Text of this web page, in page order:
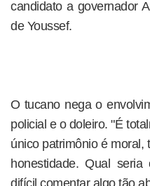
candidato a governador
de Youssef.
O tucano nega o
policial e o doleiro. "É
único patrimônio é
honestidade. Qual
difícil comentar algo tão